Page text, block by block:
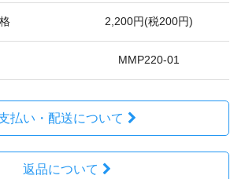
2,200円(税200円)
MMP220-01
払い・配送について
返品について